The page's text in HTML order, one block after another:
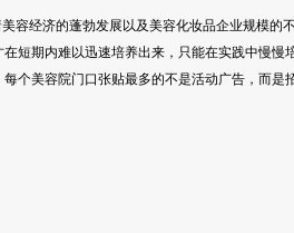
容经济的蓬勃发展以及美容化妆品企业规模的
短期内难以迅速培养出来，只能在实践中慢慢
个美容院门口张贴最多的不是活动广告，而是